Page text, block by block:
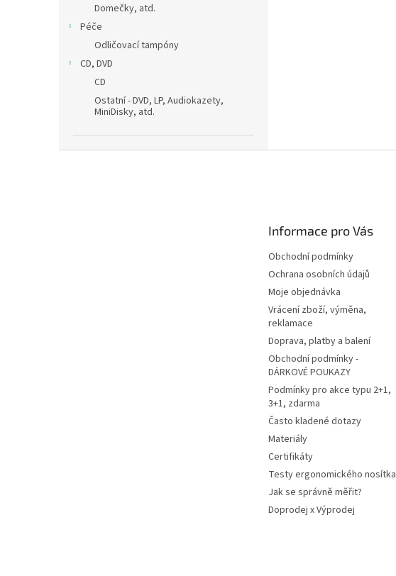
Domečky, atd.
Péče
Odličovací tampóny
CD, DVD
CD
Ostatní - DVD, LP, Audiokazety,
MiniDisky, atd.
Informace pro Vás
Obchodní podmínky
Ochrana osobních údajů
Moje objednávka
Vrácení zboží, výměna,
reklamace
Doprava, platby a balení
Obchodní podmínky -
DÁRKOVÉ POUKAZY
Podmínky pro akce typu 2+1,
3+1, zdarma
Často kladené dotazy
Materiály
Certifikáty
Testy ergonomického nosítka
Jak se správně měřit?
Doprodej x Výprodej